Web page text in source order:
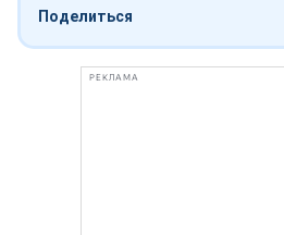
Поделиться
РЕКЛАМА